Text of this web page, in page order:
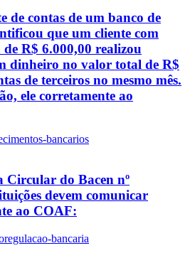
de contas de um banco de
que um cliente com
R$ 6.000,00 realizou
dinheiro no valor total de R$
de terceiros no mesmo mês.
ele corretamente ao
bancarios
Circular do Bacen nº
devem comunicar
ao COAF:
bancaria